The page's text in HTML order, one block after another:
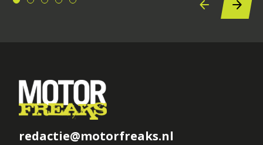
redactie@motorfreaks.nl